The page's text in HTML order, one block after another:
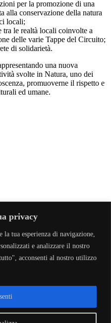
privacy
tua esperienza di navigazione,
e analizzare il nostro
acconsenti al nostro utilizzo
per la promozione di una
alla conservazione della natura
locali;
le realtà locali coinvolte a
delle varie Tappe del Circuito;
di solidarietà.
una nuova
svolte in Natura, uno dei
promuoverne il rispetto e
ed umane.
108 | 90146 Palermo
2026